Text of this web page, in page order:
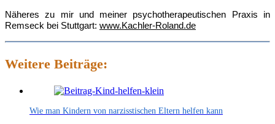
Näheres zu mir und meiner psychotherapeutischen Praxis in
Remseck bei Stuttgart: www.Kachler-Roland.de
Weitere Beiträge:
Wie man Kindern von narzisstischen Eltern helfen kann